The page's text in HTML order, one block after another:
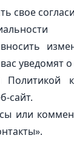
свое
сайт.
или